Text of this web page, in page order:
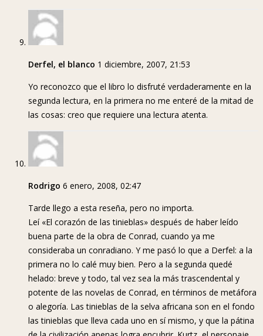
Derfel, el blanco 1 diciembre, 2007, 21:53
Yo reconozco que el libro lo disfruté verdaderamente en la
segunda lectura, en la primera no me enteré de la mitad de
las cosas: creo que requiere una lectura atenta.
Rodrigo 6 enero, 2008, 02:47
Tarde llego a esta reseña, pero no importa.
Leí «El corazón de las tinieblas» después de haber leído
buena parte de la obra de Conrad, cuando ya me
consideraba un conradiano. Y me pasó lo que a Derfel: a la
primera no lo calé muy bien. Pero a la segunda quedé
helado: breve y todo, tal vez sea la más trascendental y
potente de las novelas de Conrad, en términos de metáfora
o alegoría. Las tinieblas de la selva africana son en el fondo
las tinieblas que lleva cada uno en sí mismo, y que la pátina